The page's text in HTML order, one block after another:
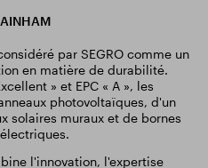
par SEGRO comme un
en matière de durabilité.
» et EPC « A », les
photovoltaïques, d'un
solaires muraux et de bornes
l'innovation, l'expertise